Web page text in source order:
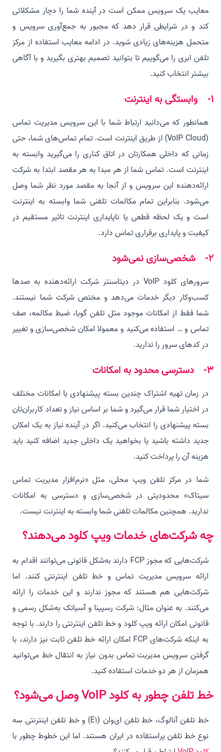
معایب یک سرویس ممکن است در آینده شما را دچار مشکلاتی
کند و در شرایطی قرار دهد که مجبور به جمع‌آوری سرویس و
متحمل هزینه‌های زیادی شوید. در ادامه معایب استفاده از مرکز
تلفن ابری را می‌گوییم تا بتوانید تصمیم بهتری بگیرید و با آگاهی
بیشتر انتخاب کنید.
1- وابستگی به اینترنت
همانطور که می‌دانید ارتباط شما با این سرویس مدیریت تماس
(VoIP Cloud) از طریق اینترنت است. تمام تماس‌های شما، حتی
زمانی که داخلی همکارتان در اتاق کناری را می‌گیرید وابسته به
اینترنت است. تماس شما از هر مبدا به هر مقصد ابتدا به شرکت
ارائه‌دهنده این سرویس و از آنجا به مقصد مورد نظر شما وصل
می‌شود. بنابراین تمام مکالمات تلفنی شما وابسته به اینترنت
است و یک لحظه قطعی یا ناپایداری اینترنت تاثیر مستقیم در
کیفیت و پایداری برقراری تماس دارد.
2- شخصی‌سازی نمی‌شود
سرورهای کلود VoIP در دیتاسنتر شرکت ارائه‌دهنده به صدها
کسب‌و‌کار دیگر خدمات می‌دهد و مختص شرکت شما نیستند.
شما فقط از امکانات موجود مثل تلفن گویا، ضبط مکالمه، صف
تماس و … استفاده می‌کنید و معمولا امکان شخصی‌سازی و تغییر
در کدهای سرور را ندارید.
3- دسترسی محدود به امکانات
در زمان تهیه اشتراک چندین بسته پیشنهادی با امکانات مختلف
در اختیار شما قرار می‌گیرد و شما بر اساس نیاز و تعداد کاربران‌تان
بسته پیشنهادی را انتخاب می‌کنید. اگر در آینده نیاز به یک امکان
جدید داشته باشید یا بخواهید یک داخلی جدید اضافه کنید باید
هزینه آن را پرداخت کنید.
شما در مرکز تلفن ویپ محلی، مثل «نرم‌افزار مدیریت تماس
سیتاک» محدودیتی در شخصی‌سازی و دسترسی به امکانات
ندارید. همچنین مکالمات تلفنی شما وابسته به اینترنت نیست.
چه شرکت‌های خدمات ویپ کلود می‌دهند؟
شرکت‌هایی که مجوز FCP دارند به‌شکل قانونی می‌توانند اقدام به
ارائه سرویس مدیریت تماس و خط تلفن اینترنتی کنند. اما
شرکت‌هایی هم هستند که مجوز ندارند و این خدمات را ارائه
می‌کنند. به عنوان مثال: شرکت رسپینا و آسیاتک به‌شکل رسمی و
قانونی امکان ارائه ویپ کلود و خط تلفن اینترنتی را دارند. با توجه
به اینکه شرکت‌های FCP امکان ارائه خط تلفن ثابت نیز دارند، با
گرفتن سرویس مدیریت تماس بدون نیاز به انتقال خط می‌توانید
همزمان از هر دو خدمات استفاده کنید.
خط تلفن چطور به کلود VoIP وصل می‌شود؟
خط تلفن آنالوگ، خط تلفن ای‌وان (E1) و خط تلفن اینترنتی سه
نوع خط تلفن پراستفاده در ایران هستند. اما این خطوط چطور با